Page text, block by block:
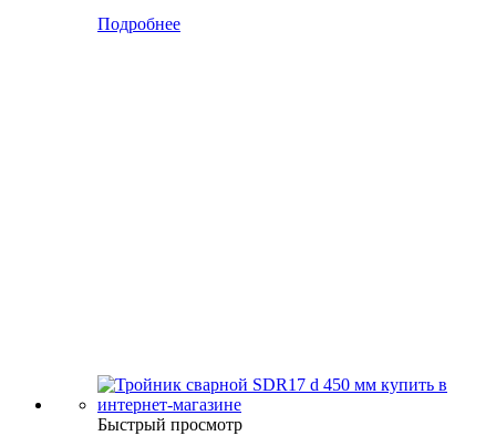
Подробнее
Быстрый просмотр